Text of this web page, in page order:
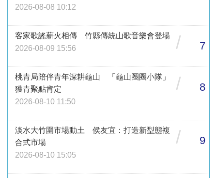
2026-08-08 10:12
客家歌謠薪火相傳 竹縣傳統山歌音樂會登場
2026-08-09 15:56
/ 7
桃青局陪伴青年深耕龜山 「龜山圈圈小隊」
獲青聚點肯定
2026-08-10 11:50
/ 8
淡水大竹圍市場動土 侯友宜：打造新型態複
合式市場
2026-08-10 15:05
/ 9